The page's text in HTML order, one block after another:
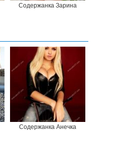
Содержанка Зарина
Содержанка Анечка